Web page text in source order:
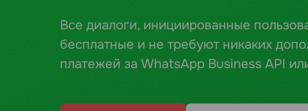
Все диалоги, инициированные
бесплатные и не требуют никаких
платежей за WhatsApp Business API